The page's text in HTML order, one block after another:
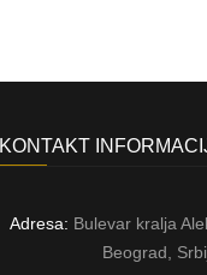
KONTAKT
Adresa: Bulevar kralja
Beograd,